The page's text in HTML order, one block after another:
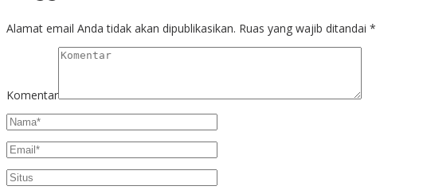
Alamat email Anda tidak akan dipublikasikan. Ruas yang wajib ditandai *
Komentar